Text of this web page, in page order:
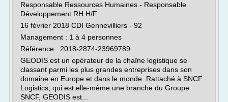
Responsable Ressources Humaines - Responsable
Développement RH H/F
16 février 2018 CDI Gennevilliers - 92
Management : 1 à 4 personnes
Référence : 2018-2874-23969789
GEODIS est un opérateur de la chaîne logistique se
classant parmi les plus grandes entreprises dans son
domaine en Europe et dans le monde. Rattaché à SNCF
Logistics, qui est elle-même une branche du Groupe
SNCF, GEODIS est...